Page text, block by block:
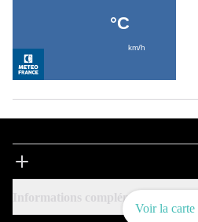
Voir la carte
Informations complémentaires